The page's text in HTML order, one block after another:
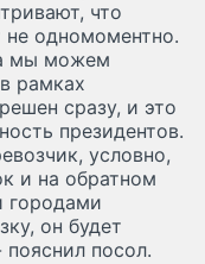
что
не одномоментно.
мы можем
рамках
сразу, и это
президентов.
условно,
и на обратном
городами
он будет
посол.